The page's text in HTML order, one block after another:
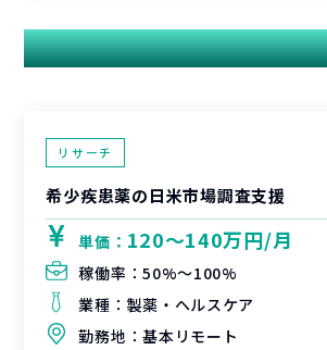
関連する案件
リサーチ
希少疾患薬の日米市場調査支援
単価： 120〜140万円/月
稼働率：50%〜100%
業種： 製薬・ヘルスケア
勤務地：基本リモート